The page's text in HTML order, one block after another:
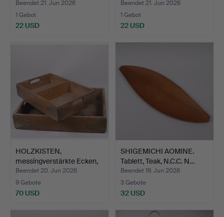
6 St…
Beendet 21. Jun 2026
1 Gebot
22 USD
Mete…
Beendet 21. Jun 2026
1 Gebot
22 USD
HOLZKISTEN,
messingverstärkte Ecken,
19./2…
Beendet 20. Jun 2026
9 Gebote
70 USD
SHIGEMICHI AOMINE.
Tablett, Teak, N.C.C. N…
Beendet 19. Jun 2026
3 Gebote
32 USD